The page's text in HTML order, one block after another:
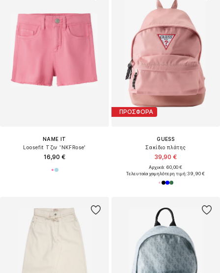
NAME IT
Loosefit Τζιν 'NKFRose'
16,90 €
ΠΡΟΣΦΟΡΑ
GUESS
Σακίδιο πλάτης
39,90 €
Αρχικά: 60,00 €
Τελευταία χαμηλότερη τιμή:39,90 €